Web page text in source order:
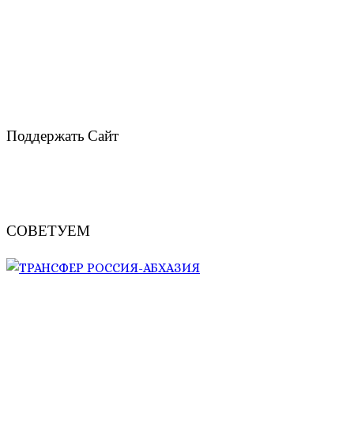
Поддержать Сайт
СОВЕТУЕМ